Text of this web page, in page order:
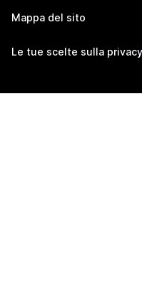
Mappa del sito
Le tue scelte sulla privacy